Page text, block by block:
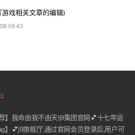
戏相关文章的编辑)
】我命由我不由天!j9集团官网💕十七年运
】💕j9旗舰厅,通过官网会员登录后,用户可